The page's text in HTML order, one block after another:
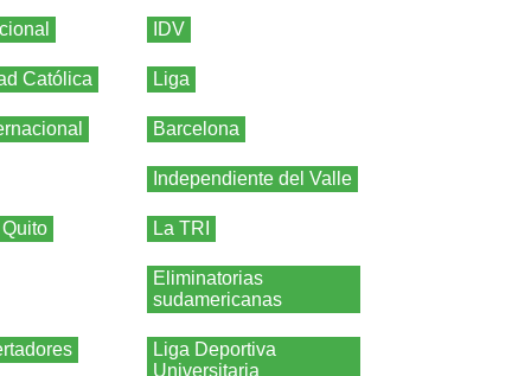
IDV
Católica Liga
Barcelona
Independiente del Valle
La TRI
Eliminatorias
sudamericanas
Liga Deportiva
Universitaria